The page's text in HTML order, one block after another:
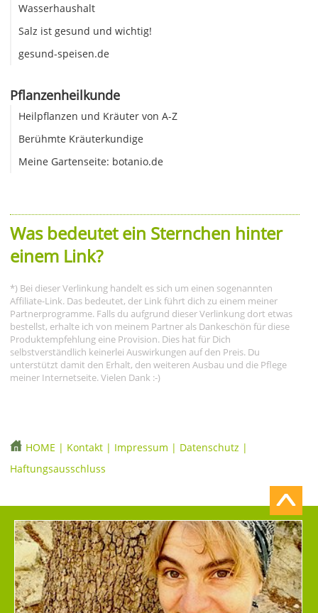
Wasserhaushalt
Salz ist gesund und wichtig!
gesund-speisen.de
Pflanzenheilkunde
Heilpflanzen und Kräuter von A-Z
Berühmte Kräuterkundige
Meine Gartenseite: botanio.de
Was bedeutet ein Sternchen hinter
einem Link?
*) Bei dieser Verlinkung handelt es sich um einen sogenannten
Affiliate-Link. Das bedeutet, der Link führt dich zu einem meiner
Partnerprogramme. Falls du aufgrund dieser Verlinkung dort etwas
bestellst, erhalte ich von meinem Partner als Dankeschön für diese
Produktempfehlung eine Provision. Dies hat für Dich
selbstverständlich keinerlei Auswirkungen auf den Preis. Du
unterstützt damit den Erhalt, den weiteren Ausbau und die Pflege
meiner Internetseite. Vielen Dank :-)
HOME | Kontakt | Impressum | Datenschutz |
Haftungsausschluss